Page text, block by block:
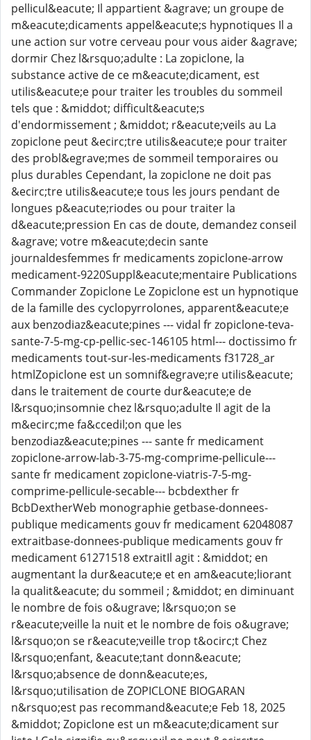
pellicul&eacute; Il appartient &agrave; un groupe de
m&eacute;dicaments appel&eacute;s hypnotiques Il a
une action sur votre cerveau pour vous aider &agrave;
dormir Chez l&rsquo;adulte : La zopiclone, la
substance active de ce m&eacute;dicament, est
utilis&eacute;e pour traiter les troubles du sommeil
tels que : &middot; difficult&eacute;s
d'endormissement ; &middot; r&eacute;veils au La
zopiclone peut &ecirc;tre utilis&eacute;e pour traiter
des probl&egrave;mes de sommeil temporaires ou
plus durables Cependant, la zopiclone ne doit pas
&ecirc;tre utilis&eacute;e tous les jours pendant de
longues p&eacute;riodes ou pour traiter la
d&eacute;pression En cas de doute, demandez conseil
&agrave; votre m&eacute;decin sante
journaldesfemmes fr medicaments zopiclone-arrow
medicament-9220Suppl&eacute;mentaire Publications
Commander Zopiclone Le Zopiclone est un hypnotique
de la famille des cyclopyrrolones, apparent&eacute;e
aux benzodiaz&eacute;pines --- vidal fr zopiclone-teva-
sante-7-5-mg-cp-pellic-sec-146105 html--- doctissimo fr
medicaments tout-sur-les-medicaments f31728_ar
htmlZopiclone est un somnif&egrave;re utilis&eacute;
dans le traitement de courte dur&eacute;e de
l&rsquo;insomnie chez l&rsquo;adulte Il agit de la
m&ecirc;me fa&ccedil;on que les
benzodiaz&eacute;pines --- sante fr medicament
zopiclone-arrow-lab-3-75-mg-comprime-pellicule---
sante fr medicament zopiclone-viatris-7-5-mg-
comprime-pellicule-secable--- bcbdexther fr
BcbDextherWeb monographie getbase-donnees-
publique medicaments gouv fr medicament 62048087
extraitbase-donnees-publique medicaments gouv fr
medicament 61271518 extraitIl agit : &middot; en
augmentant la dur&eacute;e et en am&eacute;liorant
la qualit&eacute; du sommeil ; &middot; en diminuant
le nombre de fois o&ugrave; l&rsquo;on se
r&eacute;veille la nuit et le nombre de fois o&ugrave;
l&rsquo;on se r&eacute;veille trop t&ocirc;t Chez
l&rsquo;enfant, &eacute;tant donn&eacute;
l&rsquo;absence de donn&eacute;es,
l&rsquo;utilisation de ZOPICLONE BIOGARAN
n&rsquo;est pas recommand&eacute;e Feb 18, 2025
&middot; Zopiclone est un m&eacute;dicament sur